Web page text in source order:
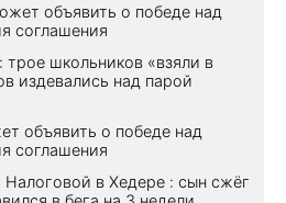
объявить о победе над
соглашения
школьников «взяли в
издевались над парой
объявить о победе над
соглашения
Налоговой в Хедере : сын сжёг